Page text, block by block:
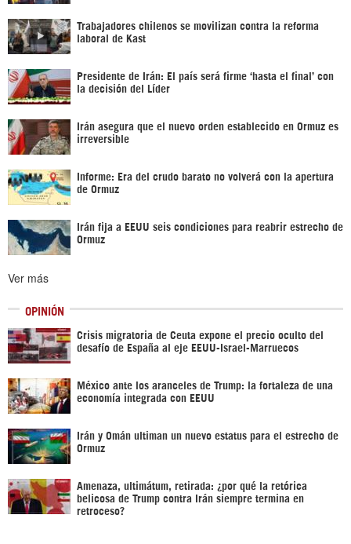
Trabajadores chilenos se movilizan contra la reforma
laboral de Kast
Presidente de Irán: El país será firme ‘hasta el final’ con
la decisión del Líder
Irán asegura que el nuevo orden establecido en Ormuz es
irreversible
Informe: Era del crudo barato no volverá con la apertura
de Ormuz
Irán fija a EEUU seis condiciones para reabrir estrecho de
Ormuz
Ver más
OPINIÓN
Crisis migratoria de Ceuta expone el precio oculto del
desafío de España al eje EEUU-Israel-Marruecos
México ante los aranceles de Trump: la fortaleza de una
economía integrada con EEUU
Irán y Omán ultiman un nuevo estatus para el estrecho de
Ormuz
Amenaza, ultimátum, retirada: ¿por qué la retórica
belicosa de Trump contra Irán siempre termina en
retroceso?